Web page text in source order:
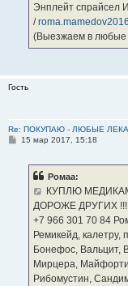
Энплейт
/
(Выезжаем в любые
Гость
Re: ПОКУПАЮ - ЛЮБЫЕ
С15 мар 2017, 15:18
Ромаа:
КУПЛЮ
ДОРОЖЕ ДРУГИХ !!!
‪+7 966 301 70 84‬
Ремикейд, калетру,
Бонефос, Вальцит,
Мирцера,
Рибомустин,